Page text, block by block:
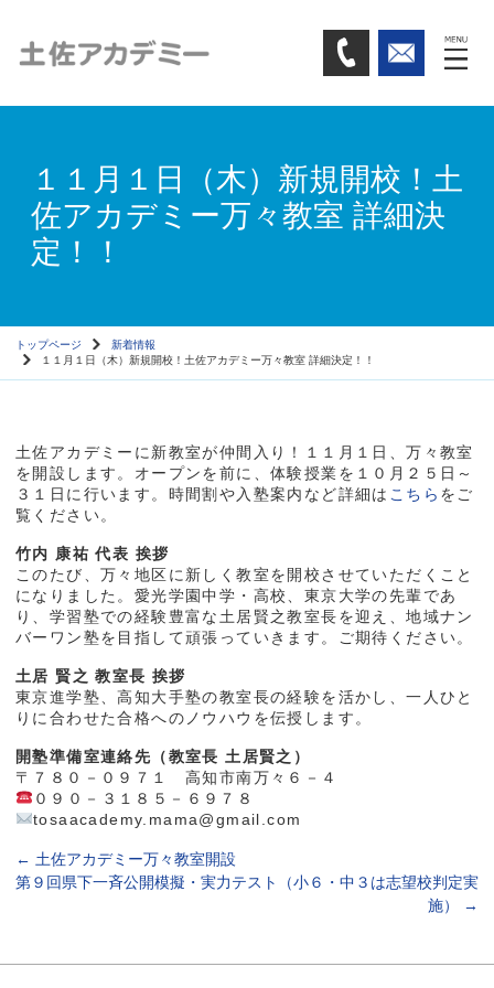
１１月１日（木）新規開校！土
佐アカデミー万々教室 詳細決
定！！
トップページ
新着情報
１１月１日（木）新規開校！土佐アカデミー万々教室 詳細決定！！
土佐アカデミーに新教室が仲間入り！１１月１日、万々教室
を開設します。オープンを前に、体験授業を１０月２５日～
３１日に行います。時間割や入塾案内など詳細は こちら をご
覧ください。
竹内 康祐 代表 挨拶
このたび、万々地区に新しく教室を開校させていただくこと
になりました。愛光学園中学・高校、東京大学の先輩であ
り、学習塾での経験豊富な土居賢之教室長を迎え、地域ナン
バーワン塾を目指して頑張っていきます。ご期待ください。
土居 賢之 教室長 挨拶
東京進学塾、高知大手塾の教室長の経験を活かし、一人ひと
りに合わせた合格へのノウハウを伝授します。
開塾準備室連絡先（教室長 土居賢之）
〒７８０－０９７１ 高知市南万々６－４
０９０－３１８５－６９７８
tosaacademy.mama@gmail.com
← 土佐アカデミー万々教室開設
第９回県下一斉公開模擬・実力テスト（小６・中３は志望校判定実
施）
→